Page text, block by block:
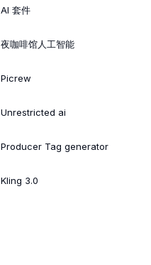
AI 套件
夜咖啡馆人工智能
Picrew
Unrestricted ai
Producer Tag generator
Kling 3.0